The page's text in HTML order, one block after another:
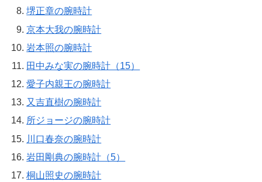
堺正章の腕時計
京本大我の腕時計
岩本照の腕時計
田中みな実の腕時計（15）
愛子内親王の腕時計
又吉直樹の腕時計
所ジョージの腕時計
川口春奈の腕時計
岩田剛典の腕時計（5）
桐山照史の腕時計